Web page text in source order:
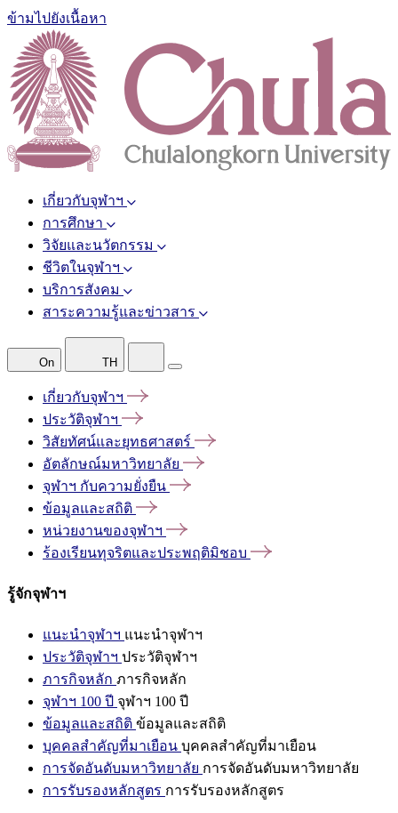
ข้ามไปยังเนื้อหา
เกี่ยวกับจุฬาฯ
การศึกษา
วิจัยและนวัตกรรม
ชีวิตในจุฬาฯ
บริการสังคม
สาระความรู้และข่าวสาร
On TH
เกี่ยวกับจุฬาฯ
ประวัติจุฬาฯ
วิสัยทัศน์และยุทธศาสตร์
อัตลักษณ์มหาวิทยาลัย
จุฬาฯ กับความยั่งยืน
ข้อมูลและสถิติ
หน่วยงานของจุฬาฯ
ร้องเรียนทุจริตและประพฤติมิชอบ
รู้จักจุฬาฯ
แนะนำจุฬาฯ แนะนำจุฬาฯ
ประวัติจุฬาฯ ประวัติจุฬาฯ
ภารกิจหลัก ภารกิจหลัก
จุฬาฯ 100 ปี จุฬาฯ 100 ปี
ข้อมูลและสถิติ ข้อมูลและสถิติ
บุคคลสำคัญที่มาเยือน บุคคลสำคัญที่มาเยือน
การจัดอันดับมหาวิทยาลัย การจัดอันดับมหาวิทยาลัย
การรับรองหลักสูตร การรับรองหลักสูตร